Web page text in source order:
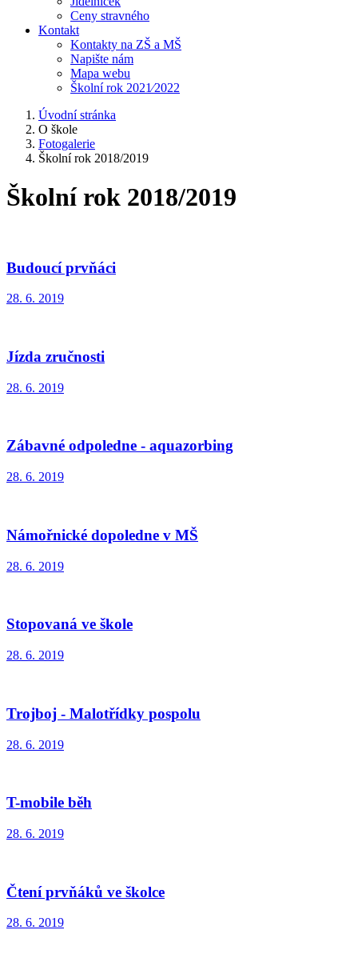
Ceny stravného
Kontakt
Kontakty na ZŠ a MŠ
Napište nám
Mapa webu
Školní rok 2021⁄2022
Úvodní stránka
O škole
Fotogalerie
Školní rok 2018/2019
Školní rok 2018/2019
Budoucí prvňáci
28. 6. 2019
Jízda zručnosti
28. 6. 2019
Zábavné odpoledne - aquazorbing
28. 6. 2019
Námořnické dopoledne v MŠ
28. 6. 2019
Stopovaná ve škole
28. 6. 2019
Trojboj - Malotřídky pospolu
28. 6. 2019
T-mobile běh
28. 6. 2019
Čtení prvňáků ve školce
28. 6. 2019